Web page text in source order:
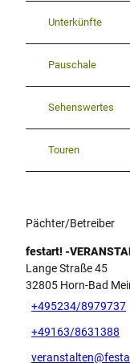
Unterkünfte
Pauschale
Sehenswertes
Touren
Pächter/Betreiber
festart! -
Lange Straße 45
32805 Horn-Bad
+495234/8979737
+49163/8631388